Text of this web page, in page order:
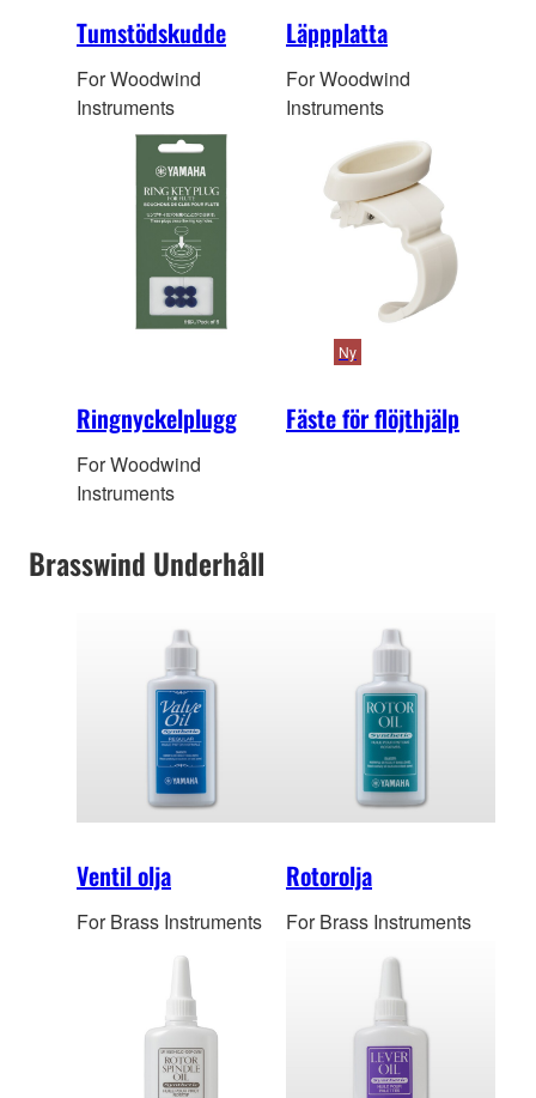
Tumstödskudde
For Woodwind
Instruments
Läppplatta
For Woodwind
Instruments
Ringnyckelplugg
For Woodwind
Instruments
Fäste för flöjthjälp
Ny
Brasswind Underhåll
Ventil olja
For Brass Instruments
Rotorolja
For Brass Instruments